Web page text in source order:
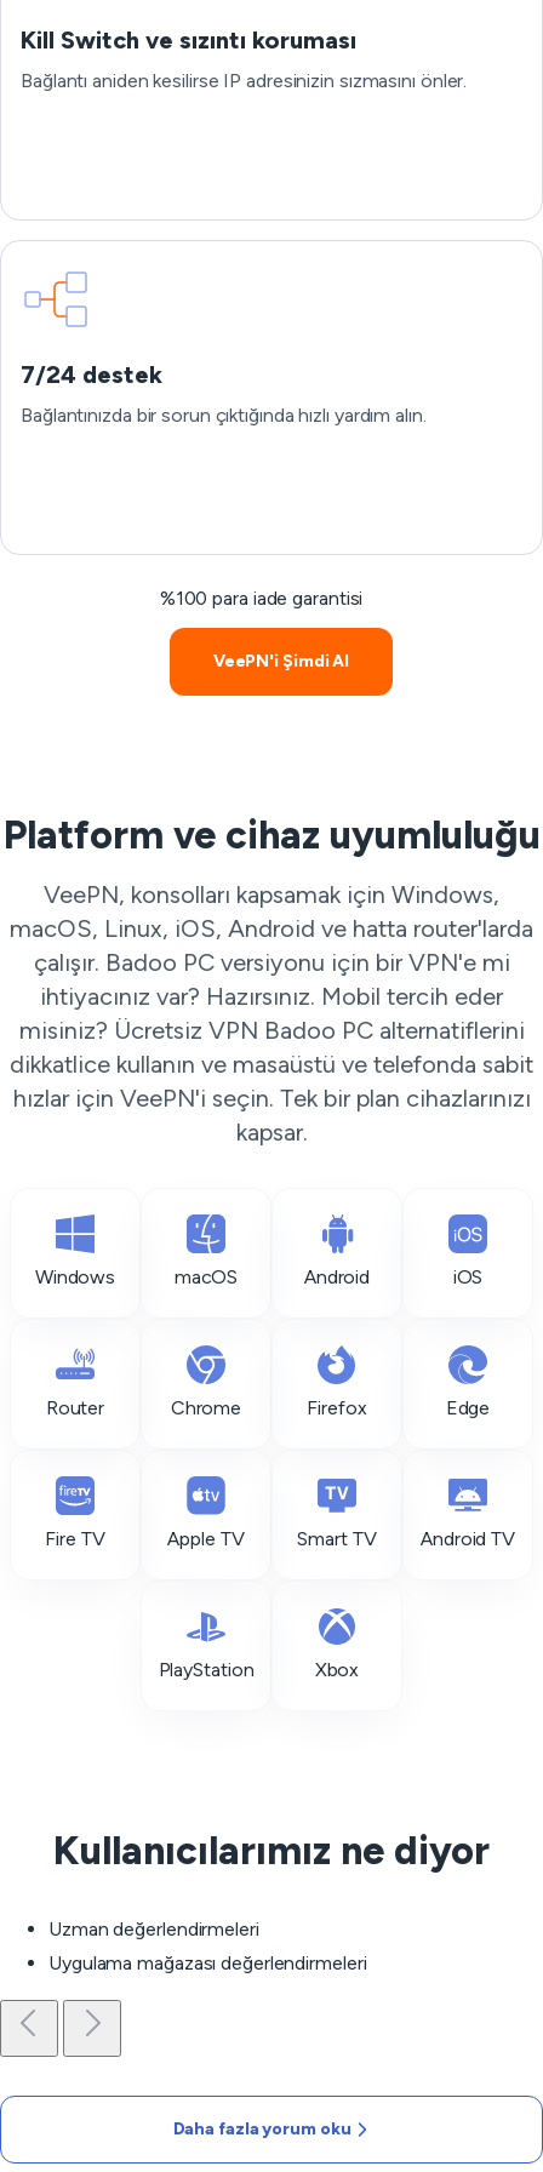
Kill Switch ve sızıntı koruması
Bağlantı aniden kesilirse IP adresinizin sızmasını önler.
7/24 destek
Bağlantınızda bir sorun çıktığında hızlı yardım alın.
%100 para iade garantisi
VeePN'i Şimdi Al
Platform ve cihaz uyumluluğu
VeePN, konsolları kapsamak için Windows,
macOS, Linux, iOS, Android ve hatta router'larda
çalışır. Badoo PC versiyonu için bir VPN'e mi
ihtiyacınız var? Hazırsınız. Mobil tercih eder
misiniz? Ücretsiz VPN Badoo PC alternatiflerini
dikkatlice kullanın ve masaüstü ve telefonda sabit
hızlar için VeePN'i seçin. Tek bir plan cihazlarınızı
kapsar.
Windows macOS Android iOS
Router Chrome Firefox Edge
Fire TV Apple TV Smart TV Android TV
PlayStation Xbox
Kullanıcılarımız ne diyor
Uzman değerlendirmeleri
Uygulama mağazası değerlendirmeleri
Daha fazla yorum oku